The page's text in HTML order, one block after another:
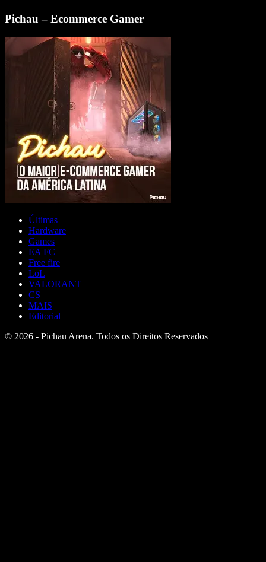
Pichau – Ecommerce Gamer
Últimas
Hardware
Games
EA FC
Free fire
LoL
VALORANT
CS
MAIS
Editorial
© 2026 - Pichau Arena. Todos os Direitos Reservados